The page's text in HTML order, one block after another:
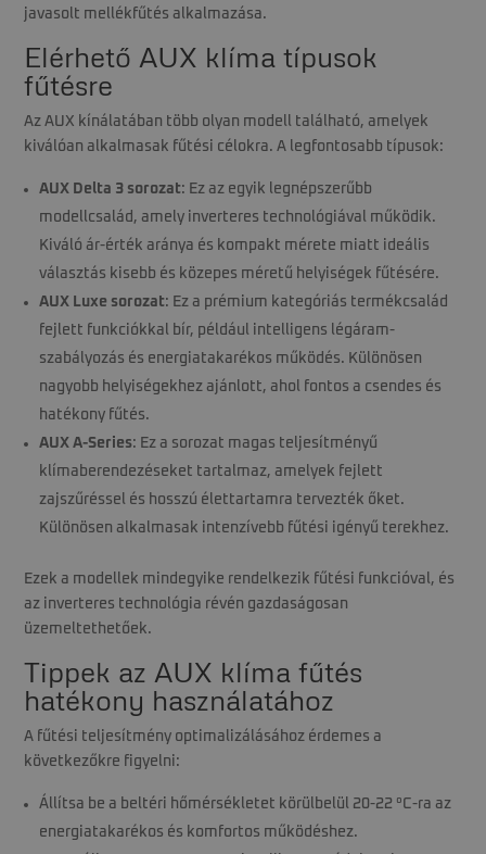
javasolt mellékfűtés alkalmazása.
Elérhető AUX klíma típusok
fűtésre
Az AUX kínálatában több olyan modell található, amelyek
kiválóan alkalmasak fűtési célokra. A legfontosabb típusok:
AUX Delta 3 sorozat: Ez az egyik legnépszerűbb
modellcsalád, amely inverteres technológiával működik.
Kiváló ár-érték aránya és kompakt mérete miatt ideális
választás kisebb és közepes méretű helyiségek fűtésére.
AUX Luxe sorozat: Ez a prémium kategóriás termékcsalád
fejlett funkciókkal bír, például intelligens légáram-
szabályozás és energiatakarékos működés. Különösen
nagyobb helyiségekhez ajánlott, ahol fontos a csendes és
hatékony fűtés.
AUX A-Series: Ez a sorozat magas teljesítményű
klímaberendezéseket tartalmaz, amelyek fejlett
zajszűréssel és hosszú élettartamra tervezték őket.
Különösen alkalmasak intenzívebb fűtési igényű terekhez.
Ezek a modellek mindegyike rendelkezik fűtési funkcióval, és
az inverteres technológia révén gazdaságosan
üzemeltethetőek.
Tippek az AUX klíma fűtés
hatékony használatához
A fűtési teljesítmény optimalizálásához érdemes a
következőkre figyelni:
Állítsa be a beltéri hőmérsékletet körülbelül 20-22 °C-ra az
energiatakarékos és komfortos működéshez.